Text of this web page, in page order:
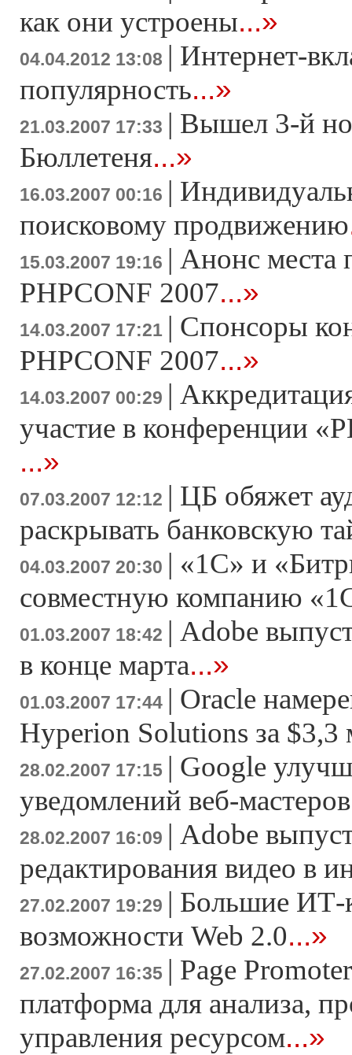
как они устроены...»
04.04.2012 13:08 | Интернет-
популярность...»
21.03.2007 17:33 | Вышел 3-й
Бюллетеня...»
16.03.2007 00:16 |
поисковому продвижению
15.03.2007 19:16 | Анонс места
PHPCONF 2007...»
14.03.2007 17:21 | Спонсоры
PHPCONF 2007...»
14.03.2007 00:29 |
участие в конференции
...»
07.03.2007 12:12 | ЦБ обяжет
раскрывать банковскую
04.03.2007 20:30 | «1С» и
совместную компанию
01.03.2007 18:42 | Adobe
в конце марта...»
01.03.2007 17:44 | Oracle
Hyperion Solutions за
28.02.2007 17:15 | Google
уведомлений веб-мастеров
28.02.2007 16:09 | Adobe
редактирования видео в
27.02.2007 19:29 | Большие ИТ-
возможности Web 2.0...»
27.02.2007 16:35 | Page
платформа для анализа,
управления ресурсом...»